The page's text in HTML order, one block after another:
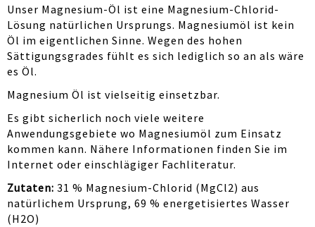
Unser Magnesium-Öl ist eine Magnesium-Chlorid-
Lösung natürlichen Ursprungs. Magnesiumöl ist kein
Öl im eigentlichen Sinne. Wegen des hohen
Sättigungsgrades fühlt es sich lediglich so an als wäre
es Öl.
Magnesium Öl ist vielseitig einsetzbar.
Es gibt sicherlich noch viele weitere
Anwendungsgebiete wo Magnesiumöl zum Einsatz
kommen kann. Nähere Informationen finden Sie im
Internet oder einschlägiger Fachliteratur.
Zutaten: 31 % Magnesium-Chlorid (MgCl2) aus
natürlichem Ursprung, 69 % energetisiertes Wasser
(H2O)